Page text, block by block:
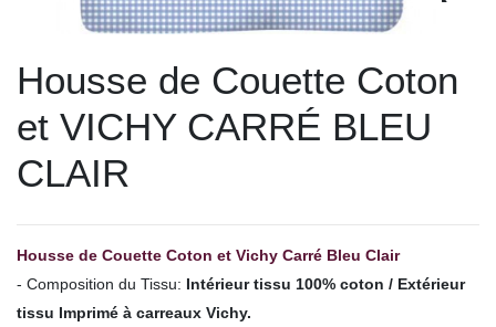
Housse de Couette Coton
et VICHY CARRÉ BLEU
CLAIR
Housse de Couette Coton et Vichy Carré Bleu Clair
- Composition du Tissu: Intérieur tissu 100% coton / Extérieur
tissu Imprimé à carreaux Vichy.